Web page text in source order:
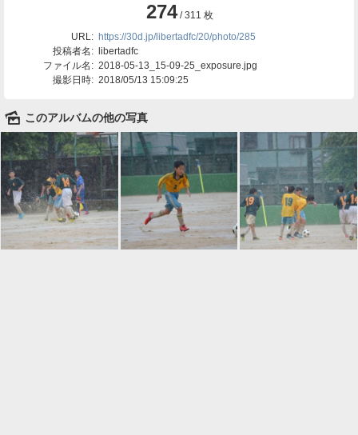
274/ 311 枚
URL: https://30d.jp/libertadfc/20/photo/285
投稿者名:
libertadfc
ファイル名: 2018-05-13_15-09-25_exposure.jpg
撮影日時: 2018/05/13 15:09:25
🌄 このアルバムの他の写真